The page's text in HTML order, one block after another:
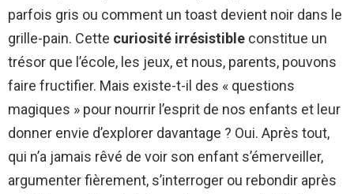
parfois gris ou comment un toast devient noir dans le
grille-pain. Cette curiosité irrésistible constitue un
trésor que l’école, les jeux, et nous, parents, pouvons
faire fructifier. Mais existe-t-il des « questions
magiques » pour nourrir l’esprit de nos enfants et leur
donner envie d’explorer davantage ? Oui. Après tout,
qui n’a jamais rêvé de voir son enfant s’émerveiller,
argumenter fièrement, s’interroger ou rebondir après